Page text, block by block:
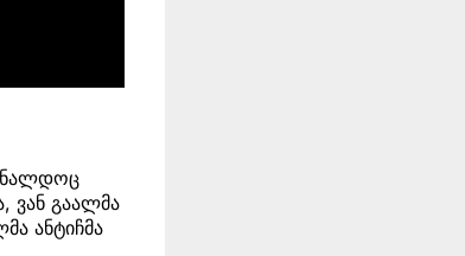
ვან გაალმა
ანტიჩმა